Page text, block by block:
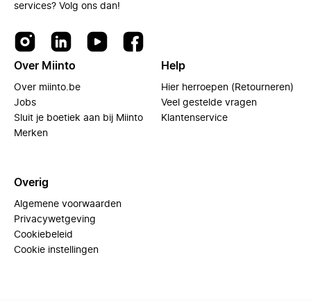
services? Volg ons dan!
Over Miinto
Over miinto.be
Jobs
Sluit je boetiek aan bij Miinto
Merken
Help
Hier herroepen (Retourneren)
Veel gestelde vragen
Klantenservice
Overig
Algemene voorwaarden
Privacywetgeving
Cookiebeleid
Cookie instellingen